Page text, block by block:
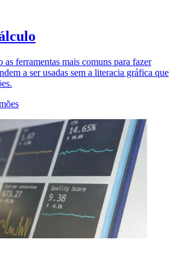
as ferramentas mais comuns para fazer
a ser usadas sem a literacia gráfica que